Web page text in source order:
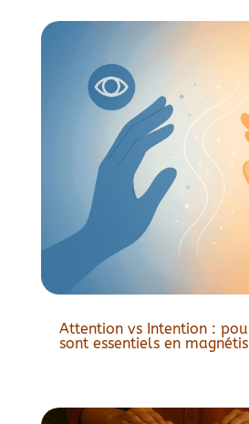
Attention vs Intention :
sont essentiels en